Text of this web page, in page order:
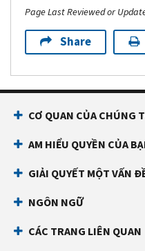
Page Last Reviewed or
Share
CƠ QUAN CỦA CHÚNG
AM HIỂU QUYỀN CỦA
GIẢI QUYẾT MỘT VẤN
NGÔN NGỮ
CÁC TRANG LIÊN QUAN